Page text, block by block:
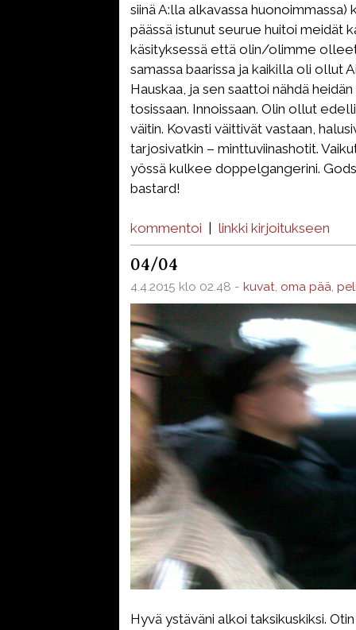
siinä A:lla alkavassa huonoimmassa)
päässä istunut seurue huitoi meidät
käsityksessä että olin/olimme
samassa baarissa ja kaikilla oli ollut
Hauskaa, ja sen saattoi nähdä
tosissaan. Innoissaan. Olin ollut
väitin. Kovasti väittivät vastaan,
tarjosivatkin – minttuviinashotit.
yössä kulkee doppelgangerini.
bastard!
kommentoi linkki kirjoitukseen
04/04
4.4.2015 klo 02.48 - kuvat, oma pää,
Hyvä ystäväni alkoi taksikuskiksi.